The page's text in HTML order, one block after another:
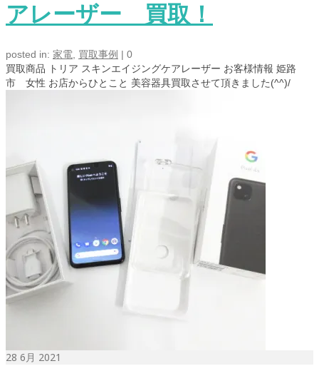
アレーザー 買取！
posted in: 家電 買取事例 | 0
買取商品 トリア スキンエイジングケアレーザー お客様情報 姫路
市 女性 お店からひとこと 美容器具買取させて頂きました(^^)/
28 6月 2021